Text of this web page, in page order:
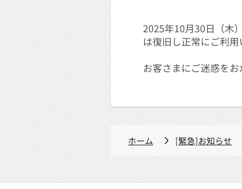
2025年10月30日（木
は復旧し正常にご利用
お客さまにご迷惑をお
ホーム [緊急]お知らせ